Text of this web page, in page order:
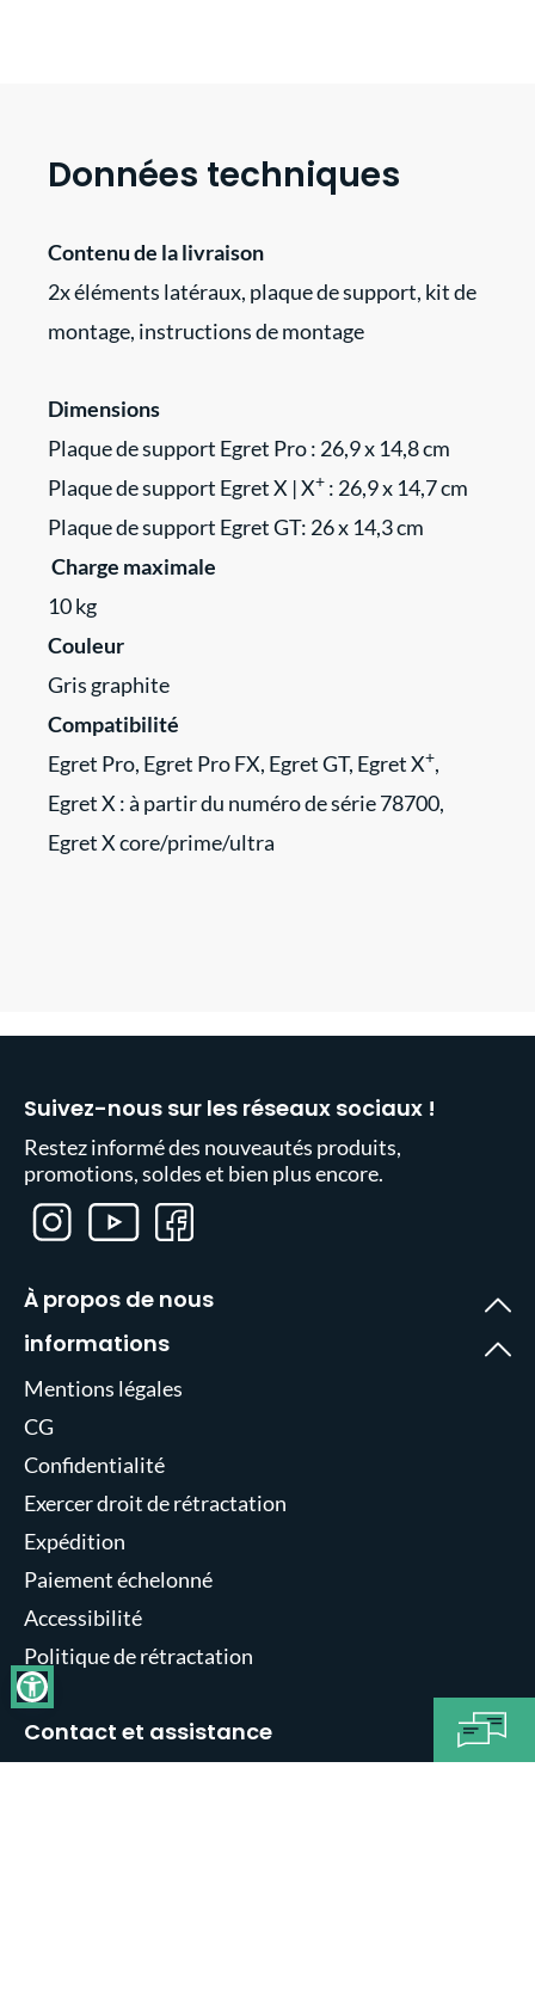
Données techniques
Contenu de la livraison
2x éléments latéraux, plaque de support, kit de
montage, instructions de montage
Dimensions
Plaque de support Egret Pro : 26,9 x 14,8 cm
Plaque de support Egret X | X+ : 26,9 x 14,7 cm
Plaque de support Egret GT: 26 x 14,3 cm
Charge maximale
10 kg
Couleur
Gris graphite
Compatibilité
Egret Pro, Egret Pro FX, Egret GT, Egret X+,
Egret X : à partir du numéro de série 78700,
Egret X core/prime/ultra
Suivez-nous sur les réseaux sociaux !
Restez informé des nouveautés produits,
promotions, soldes et bien plus encore.
À propos de nous
informations
Mentions légales
CG
Confidentialité
Exercer droit de rétractation
Expédition
Paiement échelonné
Accessibilité
Politique de rétractation
Contact et assistance